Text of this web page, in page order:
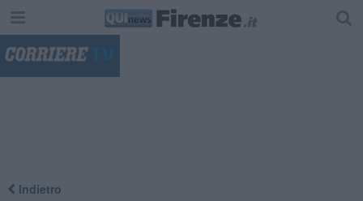
Indietro